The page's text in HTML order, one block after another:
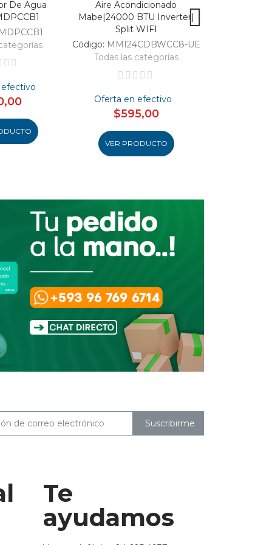
De Agua
Aire Acondicionado
Mabe|24000 BTU Inverter|
Split WIFI
Código: MMI24CDBWCC8-UE
Todas las categorías
Oferta en efectivo
$595,00
VER PRODUCTO
Suscribirme
Te
ayudamos